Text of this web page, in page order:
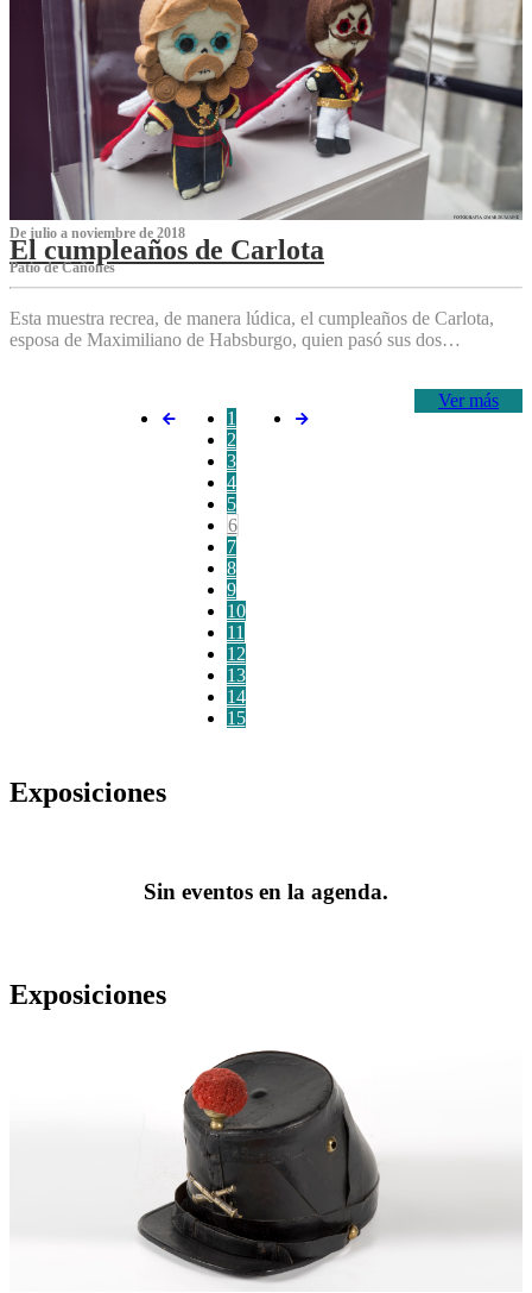
De julio a noviembre de 2018
El cumpleaños de Carlota
Patio de Cañones
Esta muestra recrea, de manera lúdica, el cumpleaños de Carlota,
esposa de Maximiliano de Habsburgo, quien pasó sus dos…
Ver más
1
2
3
4
5
6
7
8
9
10
11
12
13
14
15
Exposiciones
Sin eventos en la agenda.
Exposiciones